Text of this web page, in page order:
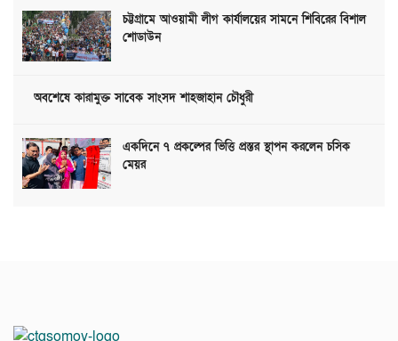
চট্টগ্রামে আওয়ামী লীগ কার্যালয়ের সামনে শিবিরের বিশাল
শোডাউন
অবশেষে কারামুক্ত সাবেক সাংসদ শাহজাহান চৌধুরী
একদিনে ৭ প্রকল্পের ভিত্তি প্রস্তর স্থাপন করলেন চসিক
মেয়র